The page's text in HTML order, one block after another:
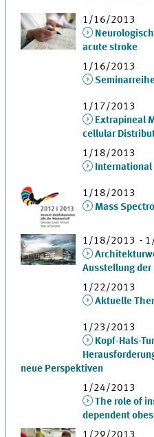
1/16/2013
acute stroke
1/16/2013
1/17/2013
Extrapineal
cellular
1/18/2013
International
1/18/2013
Mass
1/18/2013 -
Ausstellung der
1/22/2013
Aktuelle
1/23/2013
Kopf-Hals-
neue Perspektiven
1/24/2013
The role of
dependent
1/29/2013